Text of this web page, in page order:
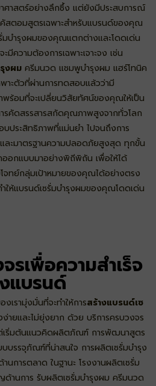
ศาสตร์อย่างลึกซึ้ง แต่ยังมีประสบการณ์
คัสตอมสูตรเฉพาะสำหรับแบรนด์ของคุณ
มบำรุงผมของคุณแตกต่างและโดดเด่น
ความต้องการเฉพาะเจาะจง เช่น
งผม ครีมนวด แชมพูบำรุงผม แฮร์โทนิค
ะตัวที่ผ่านการทดสอบแล้วว่ามี
พร้อมที่จะเปลี่ยนวิสัยทัศน์ของคุณให้เป็น
รคัดสรรสารสกัดคุณภาพสูงจากทั่วโลก
ประสิทธิภาพที่แม่นยำ ไปจนถึงการ
ละมาตรฐานความปลอดภัยสูงสุด ทุกขั้น
อกแบบมาอย่างพิถีพิถัน เพื่อให้ได้
ย์กลุ่มเป้าหมายของคุณได้อย่างตรง
ให้แบรนด์เซรั่มบำรุงผมของคุณโดดเด่น
รเพื่อความสำเร็จ
แบรนด์
งเรามุ่งมั่นที่จะทำให้การสร้างแบรนด์เซ
ายและไม่ยุ่งยาก ด้วย บริการครบวงจร
ริ่มต้นแนวคิดผลิตภัณฑ์ การพัฒนาสูตร
บรรจุภัณฑ์ที่น่าสนใจ การผลิตเซรั่มบำรุง
นการตลาด ในฐานะ โรงงานผลิตเซรั่ม
ด้านการ รับผลิตเซรั่มบำรุงผม ครีมนวด